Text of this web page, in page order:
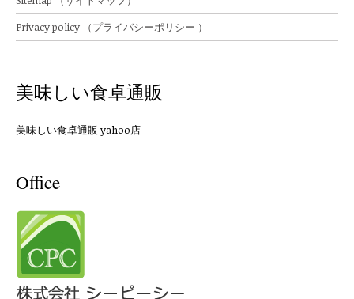
Privacy policy （プライバシーポリシー ）
美味しい食卓通販
美味しい食卓通販 yahoo店
Office